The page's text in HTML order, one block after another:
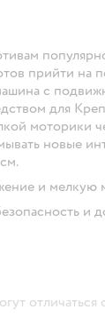
прийти на
с
для
моторики
новые
и мелкую
и
отличаться